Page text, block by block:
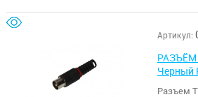
Артикул:
РАЗЪЁМ
Черный
Разъем